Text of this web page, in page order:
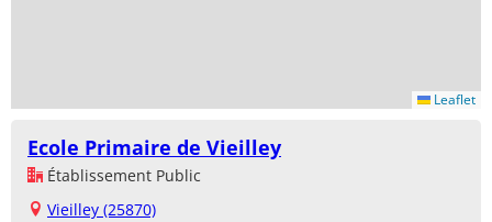
Leaflet
Ecole Primaire de Vieilley
Établissement Public
Vieilley (25870)